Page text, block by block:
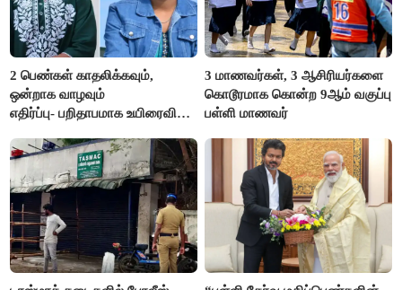
2 பெண்கள் காதலிக்கவும்,
ஒன்றாக வாழவும்
எதிர்ப்பு- பறிதாபமாக உயிரைவிட்ட
3 மாணவர்கள், 3 ஆசிரியர்களை
கொடூரமாக கொன்ற 9ஆம் வகுப்பு
பள்ளி மாணவர்